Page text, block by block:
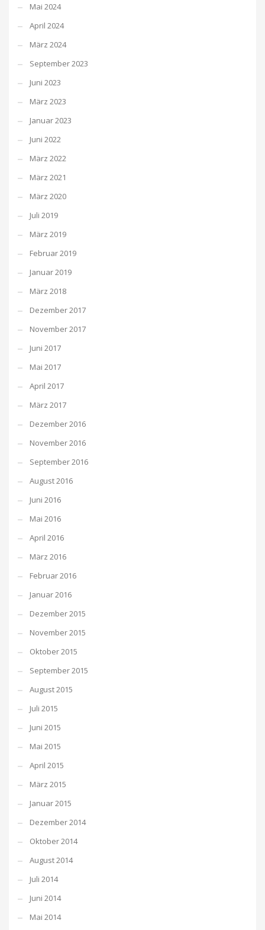
Mai 2024
April 2024
März 2024
September 2023
Juni 2023
März 2023
Januar 2023
Juni 2022
März 2022
März 2021
März 2020
Juli 2019
März 2019
Februar 2019
Januar 2019
März 2018
Dezember 2017
November 2017
Juni 2017
Mai 2017
April 2017
März 2017
Dezember 2016
November 2016
September 2016
August 2016
Juni 2016
Mai 2016
April 2016
März 2016
Februar 2016
Januar 2016
Dezember 2015
November 2015
Oktober 2015
September 2015
August 2015
Juli 2015
Juni 2015
Mai 2015
April 2015
März 2015
Januar 2015
Dezember 2014
Oktober 2014
August 2014
Juli 2014
Juni 2014
Mai 2014